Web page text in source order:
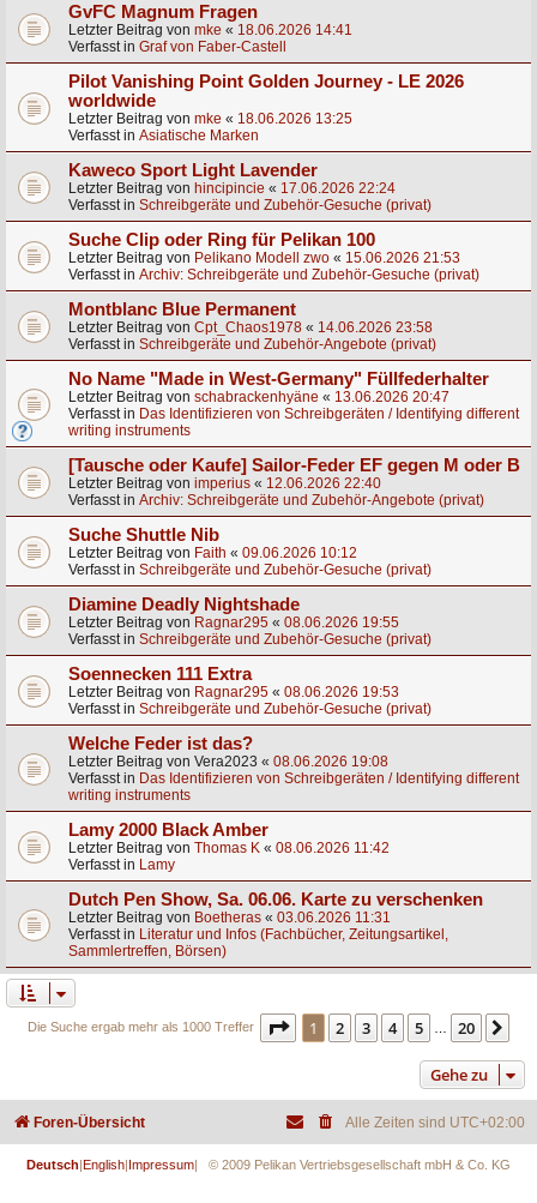
GvFC Magnum Fragen
Letzter Beitrag von mke « 18.06.2026 14:41
Verfasst in Graf von Faber-Castell
Pilot Vanishing Point Golden Journey - LE 2026
worldwide
Letzter Beitrag von mke « 18.06.2026 13:25
Verfasst in Asiatische Marken
Kaweco Sport Light Lavender
Letzter Beitrag von hincipincie « 17.06.2026 22:24
Verfasst in Schreibgeräte und Zubehör-Gesuche (privat)
Suche Clip oder Ring für Pelikan 100
Letzter Beitrag von Pelikano Modell zwo « 15.06.2026 21:53
Verfasst in Archiv: Schreibgeräte und Zubehör-Gesuche (privat)
Montblanc Blue Permanent
Letzter Beitrag von Cpt_Chaos1978 « 14.06.2026 23:58
Verfasst in Schreibgeräte und Zubehör-Angebote (privat)
No Name "Made in West-Germany" Füllfederhalter
Letzter Beitrag von schabrackenhyäne « 13.06.2026 20:47
Verfasst in Das Identifizieren von Schreibgeräten / Identifying different
writing instruments
[Tausche oder Kaufe] Sailor-Feder EF gegen M oder B
Letzter Beitrag von imperius « 12.06.2026 22:40
Verfasst in Archiv: Schreibgeräte und Zubehör-Angebote (privat)
Suche Shuttle Nib
Letzter Beitrag von Faith « 09.06.2026 10:12
Verfasst in Schreibgeräte und Zubehör-Gesuche (privat)
Diamine Deadly Nightshade
Letzter Beitrag von Ragnar295 « 08.06.2026 19:55
Verfasst in Schreibgeräte und Zubehör-Gesuche (privat)
Soennecken 111 Extra
Letzter Beitrag von Ragnar295 « 08.06.2026 19:53
Verfasst in Schreibgeräte und Zubehör-Gesuche (privat)
Welche Feder ist das?
Letzter Beitrag von Vera2023 « 08.06.2026 19:08
Verfasst in Das Identifizieren von Schreibgeräten / Identifying different
writing instruments
Lamy 2000 Black Amber
Letzter Beitrag von Thomas K « 08.06.2026 11:42
Verfasst in Lamy
Dutch Pen Show, Sa. 06.06. Karte zu verschenken
Letzter Beitrag von Boetheras « 03.06.2026 11:31
Verfasst in Literatur und Infos (Fachbücher, Zeitungsartikel,
Sammlertreffen, Börsen)
Die Suche ergab mehr als 1000 Treffer Seite 1von 20
1 2 3 4 5 … 20
Gehe zu
Foren-Übersicht Alle Zeiten sind UTC+02:00
Deutsch English Impressum | © 2009 Pelikan Vertriebsgesellschaft mbH & Co. KG